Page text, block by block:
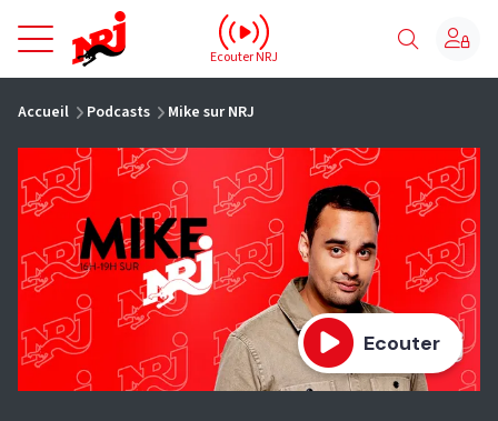
NRJ - Accueil
Ecouter NRJ
Accueil Podcasts Mike sur NRJ
Ecouter